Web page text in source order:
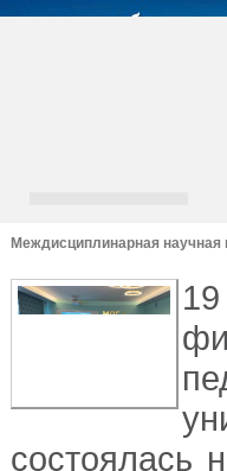
Междисциплинарная
состоялась